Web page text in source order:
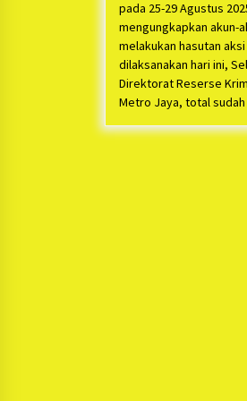
pada 25-29 Agustus
mengungkapkan akun-
melakukan hasutan
dilaksanakan hari ini,
Direktorat Reserse
Metro Jaya, total